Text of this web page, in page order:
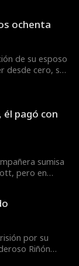
de código
ochenta
de su esposo
desde cero, se
él pagó con
sumisa
pero en
un peligroso
controlar a
trampa de
por su
Riñón